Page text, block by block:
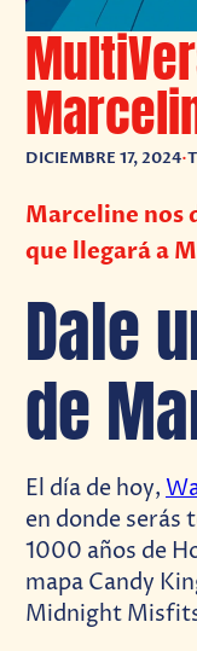
DICIEMBRE 17, 2024•
Marceline nos
que llegará a
Dale
de
El día de hoy,
en donde serás
1000 años de
mapa Candy
Midnight